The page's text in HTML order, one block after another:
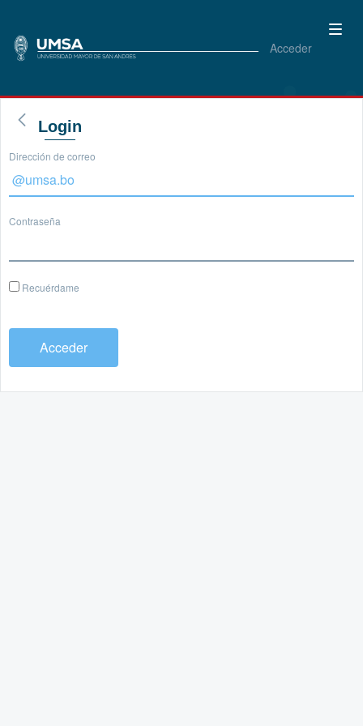
Acceder
Login
Dirección de correo
Contraseña
Recuérdame
Acceder